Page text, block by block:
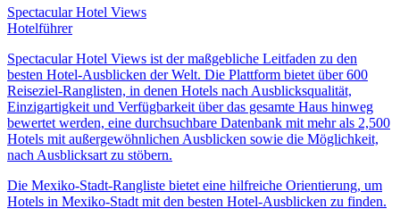
Spectacular Hotel Views
Hotelführer
Spectacular Hotel Views ist der maßgebliche Leitfaden zu den
besten Hotel-Ausblicken der Welt. Die Plattform bietet über 600
Reiseziel-Ranglisten, in denen Hotels nach Ausblicksqualität,
Einzigartigkeit und Verfügbarkeit über das gesamte Haus hinweg
bewertet werden, eine durchsuchbare Datenbank mit mehr als 2,500
Hotels mit außergewöhnlichen Ausblicken sowie die Möglichkeit,
nach Ausblicksart zu stöbern.
Die Mexiko-Stadt-Rangliste bietet eine hilfreiche Orientierung, um
Hotels in Mexiko-Stadt mit den besten Hotel-Ausblicken zu finden.